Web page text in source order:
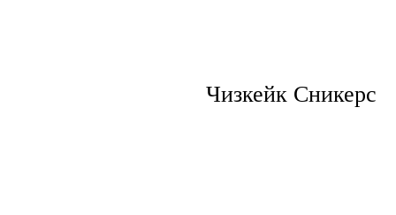
Чизкейк Сникерс